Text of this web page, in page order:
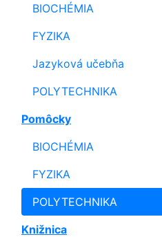
BIOCHÉMIA
FYZIKA
Jazyková učebňa
POLYTECHNIKA
Pomôcky
BIOCHÉMIA
FYZIKA
POLYTECHNIKA
Knižnica